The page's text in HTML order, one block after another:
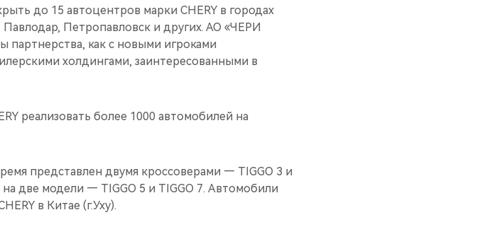
до 15 автоцентров марки CHERY в городах
Петропавловск и других. АО «ЧЕРИ
как с новыми игроками
холдингами, заинтересованными в
реализовать более 1000 автомобилей на
представлен двумя кроссоверами — TIGGO 3 и
две модели — TIGGO 5 и TIGGO 7. Автомобили
в Китае (г.Уху).